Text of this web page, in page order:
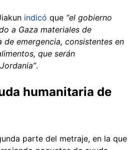
indicó que “el gobierno
a Gaza materiales de
de emergencia, consistentes en
que serán
.
humanitaria de
parte del metraje, en la que